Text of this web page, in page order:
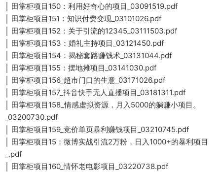
│ 田掌柜项目150：利用好奇心的项目_03091519.pdf
│ 田掌柜项目151：知识付费变现_03101026.pdf
│ 田掌柜项目152：关于引流的12345_03111503.pdf
│ 田掌柜项目153：婚礼主持项目_03121450.pdf
│ 田掌柜项目154：揭秘套路赚钱术_03131044.pdf
│ 田掌柜项目155：摆地摊项目_03141030.pdf
│ 田掌柜项目156_超市门口的生意_03171026.pdf
│ 田掌柜项目157_抖音快手无人直播项目_03181311.pdf
│ 田掌柜项目158_情感虚拟资源，月入5000的躺赚小项目。
_03200730.pdf
│ 田掌柜项目159_竞价单页暴利赚钱项目_03210745.pdf
│ 田掌柜项目15：微博实战引流2万粉，日入1000+的暴利项目
_.pdf
│ 田掌柜项目160_情怀老电影项目_03220738.pdf